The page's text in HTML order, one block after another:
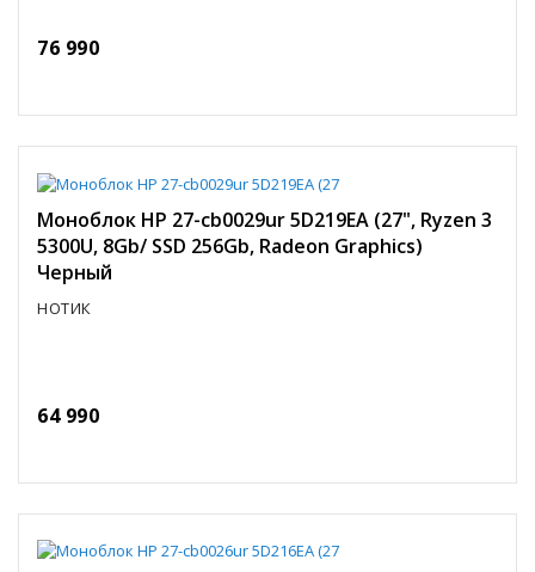
76 990
Моноблок HP 27-cb0029ur 5D219EA (27", Ryzen 3
5300U, 8Gb/ SSD 256Gb, Radeon Graphics)
Черный
НОТИК
64 990